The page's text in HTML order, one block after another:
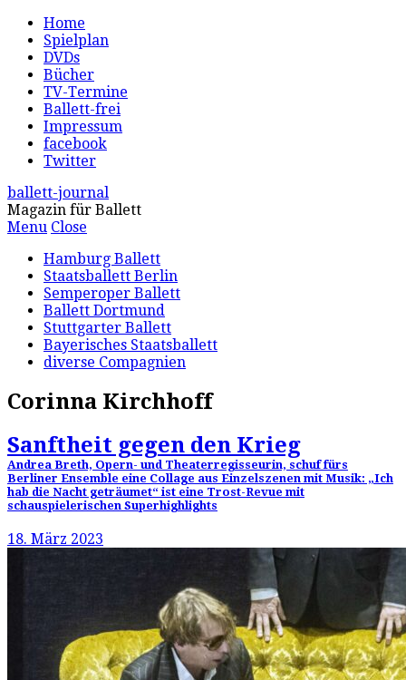
Home
Spielplan
DVDs
Bücher
TV-Termine
Ballett-frei
Impressum
facebook
Twitter
ballett-journal
Magazin für Ballett
Menu Close
Hamburg Ballett
Staatsballett Berlin
Semperoper Ballett
Ballett Dortmund
Stuttgarter Ballett
Bayerisches Staatsballett
diverse Compagnien
Corinna Kirchhoff
Sanftheit gegen den Krieg
Andrea Breth, Opern- und Theaterregisseurin, schuf fürs
Berliner Ensemble eine Collage aus Einzelszenen mit Musik: „Ich
hab die Nacht geträumet“ ist eine Trost-Revue mit
schauspielerischen Superhighlights
18. März 2023